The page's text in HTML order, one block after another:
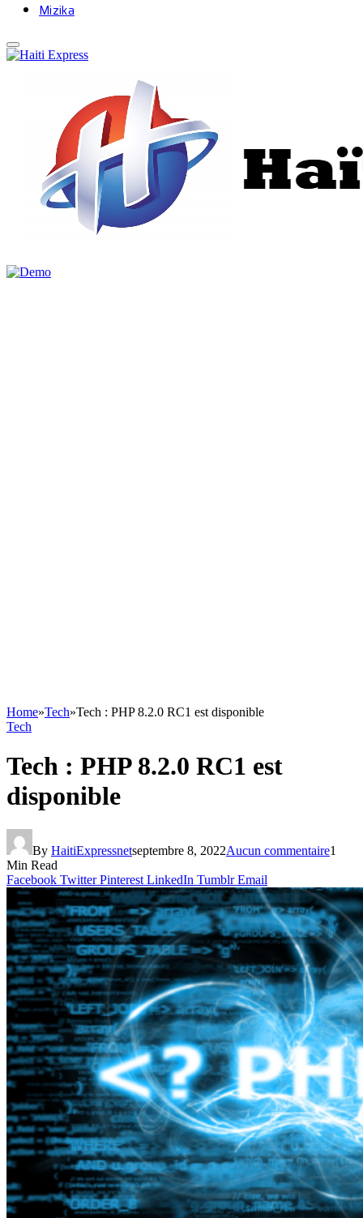
Mizika
Home»Tech»Tech : PHP 8.2.0 RC1 est disponible
Tech
Tech : PHP 8.2.0 RC1 est
disponible
By HaitiExpressnetseptembre 8, 2022Aucun commentaire1
Min Read
Facebook Twitter Pinterest LinkedIn Tumblr Email